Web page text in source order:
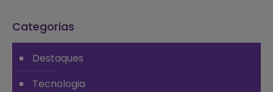
Categorias
Destaques
Tecnologia